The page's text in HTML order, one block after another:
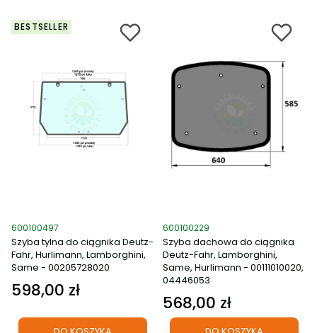
BESTSELLER
Kod produktu
600100497
Szyba tylna do ciągnika Deutz-
Fahr, Hurlimann, Lamborghini,
Same - 00205728020
Cena
598,00 zł
Kod produktu
600100229
Szyba dachowa do ciągnika
Deutz-Fahr, Lamborghini,
Same, Hurlimann - 00111010020,
04446053
Cena
568,00 zł